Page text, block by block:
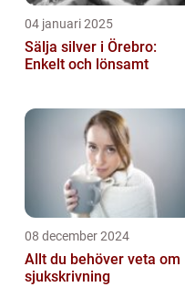
04 januari 2025
Sälja silver i Örebro:
Enkelt och lönsamt
08 december 2024
Allt du behöver veta om
sjukskrivning